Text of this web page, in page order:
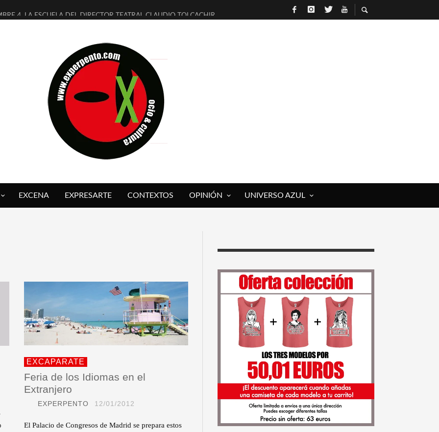
4, LA ESCUELA DEL DIRECTOR TEATRAL CLAUDIO TOLCACHIR
JUDÍAS EN #EXVITA
REINVENTAN [BITÁCORA 3.0] EN EXVITA
FLASH PRESENTA EN EXVITA [RELATIVA SENCILLEZ]
BARDAGÍ EN EXVITA INTERPRETANDO A SERRAT
PRESENTA [CURSO DE ARMONÍA PERSECUTORIA] EN EXVITA
SARE NOS EXPLICA [DESCASADA]
TENGO PUTOS SUEÑOS»
EXCENA EXPRESARTE CONTEXTOS OPINIÓN UNIVERSO AZUL
EXCAPARATE
Feria de los Idiomas en el
Extranjero
EXPERPENTO 12/01/2012
El Palacio de Congresos de Madrid se prepara estos